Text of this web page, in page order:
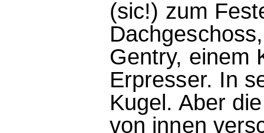
(sic!) zum
Gentry, einem
Erpresser. In
Kugel. Aber
von innen